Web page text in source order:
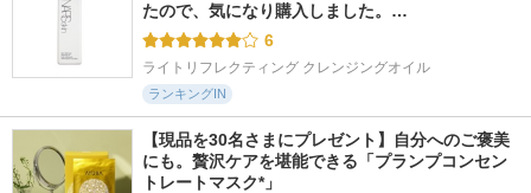
たので、気になり購入しました。…
6
ライトリフレクティング クレンジングオイル
ランキングIN
【現品を30名さまにプレゼント】自分へのご褒美
にも。贅沢ケアを堪能できる「プランプコンセン
トレートマスク*」